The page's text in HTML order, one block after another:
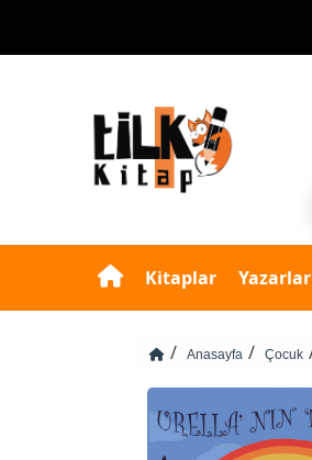
Kitaplar Yazarlar
Anasayfa Çocuk